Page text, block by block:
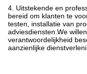
4. Uitstekende en
bereid om klanten te
testen, installatie van
adviesdiensten.We
verantwoordelijkheid
aanzienlijke